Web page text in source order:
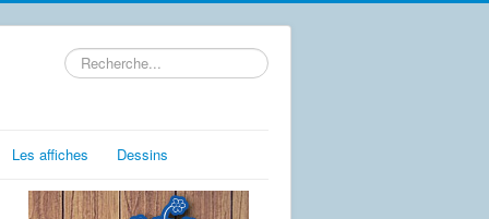
Rechercher
Les affiches Dessins